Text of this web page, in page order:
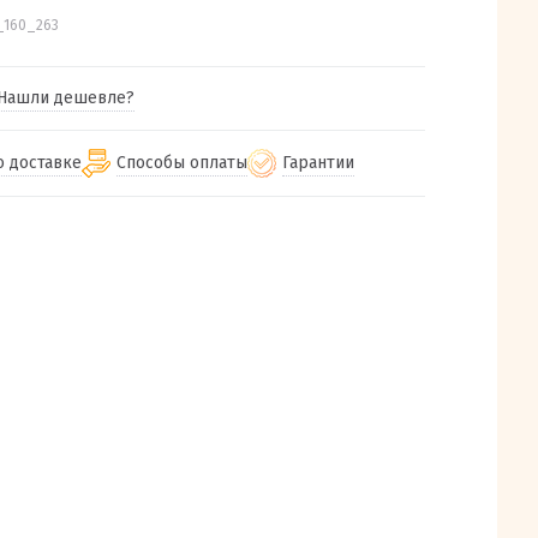
дешевле?
доставке Способы оплаты Гарантии